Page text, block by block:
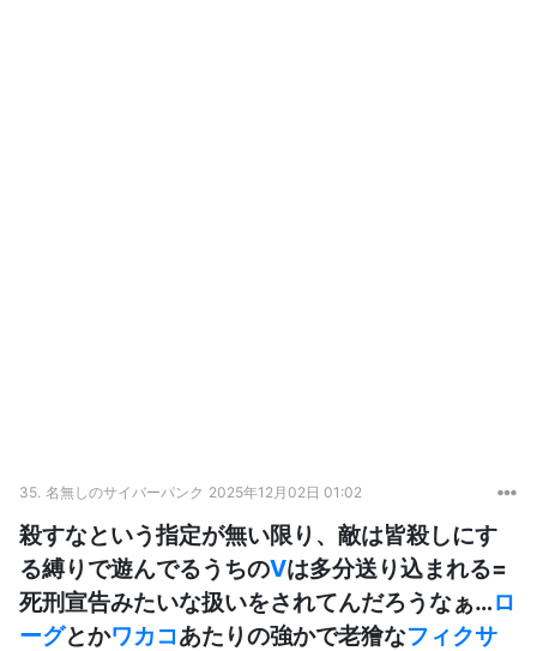
35. 名無しのサイバーパンク 2025年12月02日 01:02
殺すなという指定が無い限り、敵は皆殺しにす
る縛りで遊んでるうちのVは多分送り込まれる=
死刑宣告みたいな扱いをされてんだろうなぁ…ロ
ーグとかワカコあたりの強かで老獪なフィクサ